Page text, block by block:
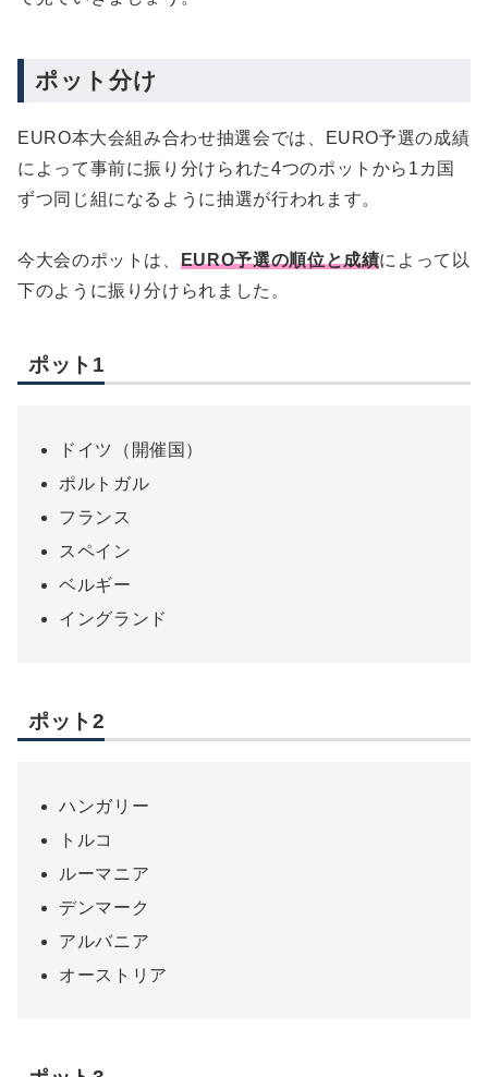
ポット分け
EURO本大会組み合わせ抽選会では、EURO予選の成績
によって事前に振り分けられた4つのポットから1カ国
ずつ同じ組になるように抽選が行われます。
今大会のポットは、 EURO予選の順位と成績によって以
下のように振り分けられました。
ポット1
ドイツ（開催国）
ポルトガル
フランス
スペイン
ベルギー
イングランド
ポット2
ハンガリー
トルコ
ルーマニア
デンマーク
アルバニア
オーストリア